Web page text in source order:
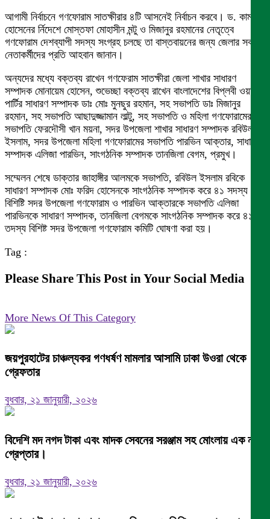
আগামী নির্বাচনে গণফোরাম সাতক্ষীরার ৪টি আসনেই নির্বাচন করবে। ড. কামাল
হোসেনের র্নিদেশে মোস্তফা মোহাসীন মন্টু ও মিজানুর রহমানের নেতৃত্বে
গণফোরাম দেশব্যাপী সদস্য সংগ্রহ চলছে তা বাস্তবায়নের জন্য জেলার সকল
নেতাকর্মীদের প্রতি আহবান জানান।
অন্যদের মধ্যে বক্তব্য রাখেন গণফেরাম সাতক্ষীরা জেলা শাখার সাধারণ
সম্পাদক মোনায়েম হোসেন, শুভেচ্ছা বক্তব্য রাখেন বাংলাদেশের বিপ্লবী ওয়ার্কাস
পার্টির সাধারণ সম্পাদক ডাঃ মোঃ মুনছুর রহমান, সহ সভাপতি ডাঃ মিজানুর
রহমান, সহ সভাপতি আছাদুজ্জামান লাল্টু, সহ সভাপতি ও মহিলা গণফোরামের
সভাপতি ফেরদৌসী খান ময়না, সদর উপজেলা শাখার সাধারণ সম্পাদক রবিউল
ইসলাম, সদর উপজেলা মহিলা গণফোরামের সভাপতি পারভিন আক্তার, সাধারণ
সম্পাদক এলিজা পারভিন, সাংগঠনিক সম্পাদক তানজিলা বেগম, প্রমুখ।
সম্মেলন শেষে ডাক্তার জাহাঙ্গীর আলমকে সভাপতি, রবিউল ইসলাম রবিকে
সাধারণ সম্পাদক মোঃ ফরিদ হোসেনকে সাংগঠনিক সম্পাদক করে ৪১ সদস্য
বিশিষ্টি সদর উপজেলা গণফোরাম ও পারভিন আক্তারকে সভাপতি এলিজা
পারভিনকে সাধারণ সম্পাদক, তানজিলা বেগমকে সাংগঠনিক সম্পাদক করে ৪১
তদস্য বিশিষ্ট সদর উপজেলা গণফোরাম কমিটি ঘোষণা করা হয়।
Tag :
Please Share This Post in Your Social Media
More News Of This Category
জয়পুরহাটের চাঞ্চল্যকর গণধর্ষণ মামলার আসামি ঢাকা উওরা থেকে
গ্রেফতার
বুধবার, ২১ জানুয়ারী, ২০২৬
বিদেশি মদ নগদ টাকা এবং মাদক সেবনের সরঞ্জাম সহ মোংলায় এক নারী
গ্রেপ্তার।
বুধবার, ২১ জানুয়ারী, ২০২৬